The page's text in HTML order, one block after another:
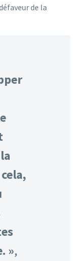
de la
»,